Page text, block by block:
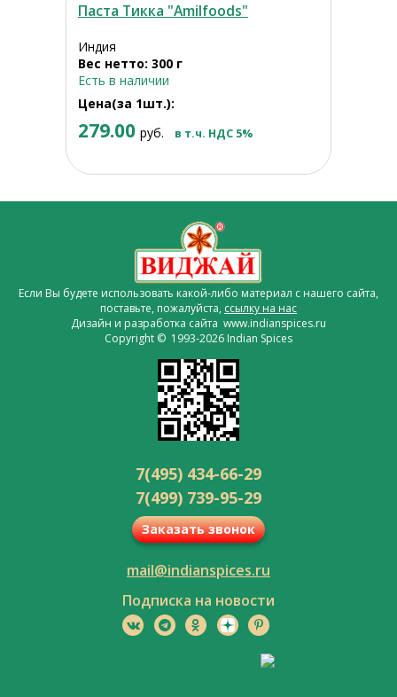
Паста Тикка "Amilfoods"
Индия
Вес нетто: 300 г
Есть в наличии
Цена(за 1шт.):
279.00 руб. в т.ч. НДС 5%
Если Вы будете использовать какой-либо материал с нашего сайта,
поставьте, пожалуйста, ссылку на нас
Дизайн и разработка сайта www.indianspices.ru
Copyright © 1993-2026 Indian Spices
7(495) 434-66-29
7(499) 739-95-29
Заказать звонок
mail@indianspices.ru
Подписка на новости